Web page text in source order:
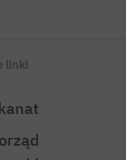
linki